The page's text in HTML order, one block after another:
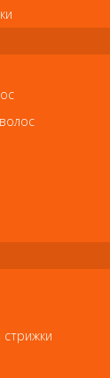
окрашивания
Работаем на
Для Вас маникюр,
маникюра